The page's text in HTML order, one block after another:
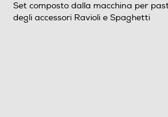
Set composto dalla macchina per
degli accessori Ravioli e Spaghetti